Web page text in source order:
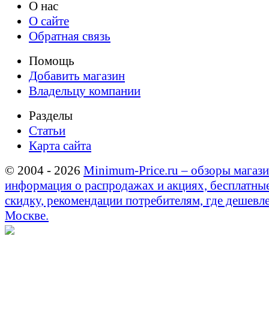
О нас
О сайте
Обратная связь
Помощь
Добавить магазин
Владельцу компании
Разделы
Статьи
Карта сайта
© 2004 - 2026 Minimum-Price.ru – обзоры
информация о распродажах и акциях,
скидку, рекомендации потребителям, где
Москве.